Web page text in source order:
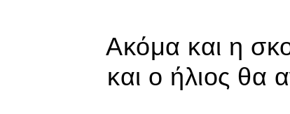
Ακόμα και η
και ο ήλιος θα